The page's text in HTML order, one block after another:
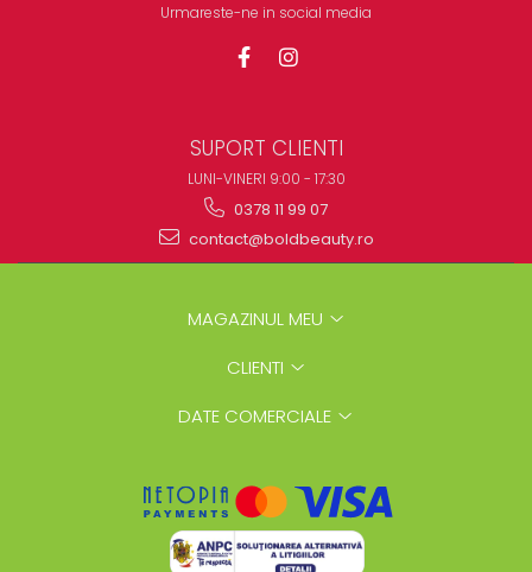
Urmareste-ne in social media
SUPORT CLIENTI
LUNI-VINERI 9:00 - 17:30
0378 11 99 07
contact@boldbeauty.ro
MAGAZINUL MEU
CLIENTI
DATE COMERCIALE